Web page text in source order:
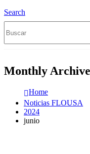
Search
Monthly
Home
Noticias FLOUSA
2024
junio